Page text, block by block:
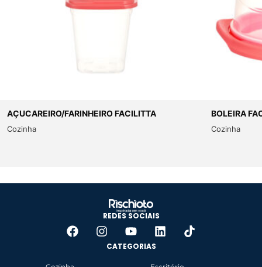
AÇUCAREIRO/FARINHEIRO FACILITTA
Cozinha
BOLEIRA
Cozinha
REDES SOCIAIS
CATEGORIAS